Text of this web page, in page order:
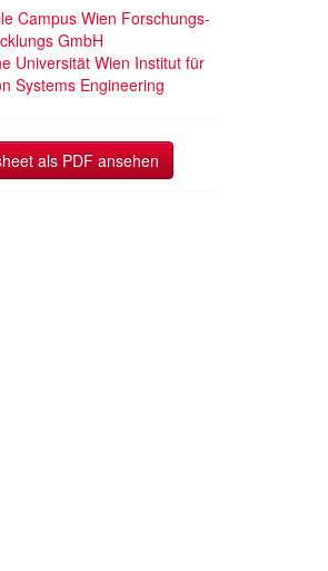
Campus Wien Forschungs-
GmbH
Universität Wien Institut für
Systems Engineering
als PDF ansehen